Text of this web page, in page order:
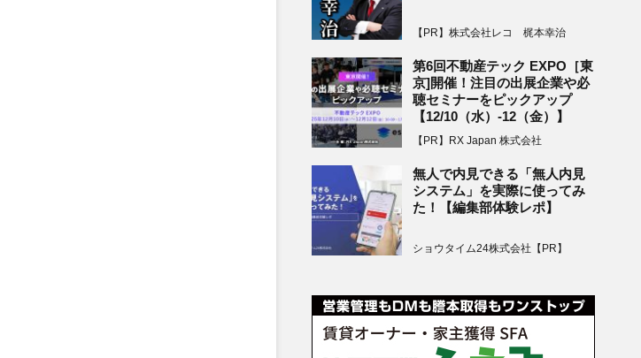
【PR】株式会社レコ 梶本幸治
第6回不動産テック EXPO［東
京]開催！注目の出展企業や必
聴セミナーをピックアップ
【12/10（水）-12（金）】
【PR】RX Japan 株式会社
無人で内見できる「無人内見
システム」を実際に使ってみ
た！【編集部体験レポ】
ショウタイム24株式会社【PR】